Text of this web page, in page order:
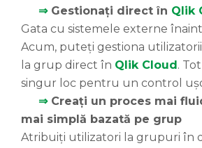
⇒Gestionați direct în Qlik
Gata cu sistemele externe
Acum, puteți gestiona
la grup direct în Qlik Cloud .
singur loc pentru un control
⇒Creați un proces mai
mai simplă bazată pe grup
Atribuiți utilizatori la grupuri în